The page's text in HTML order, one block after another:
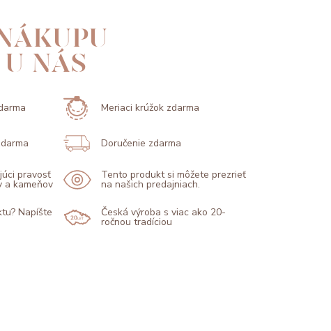
NÁS
Meriaci krúžok zdarma
Doručenie zdarma
pravosť
a kameňov
Tento produkt si môžete prezrieť
na našich predajniach.
Napíšte Česká výroba s viac ako 20-
ročnou tradíciou